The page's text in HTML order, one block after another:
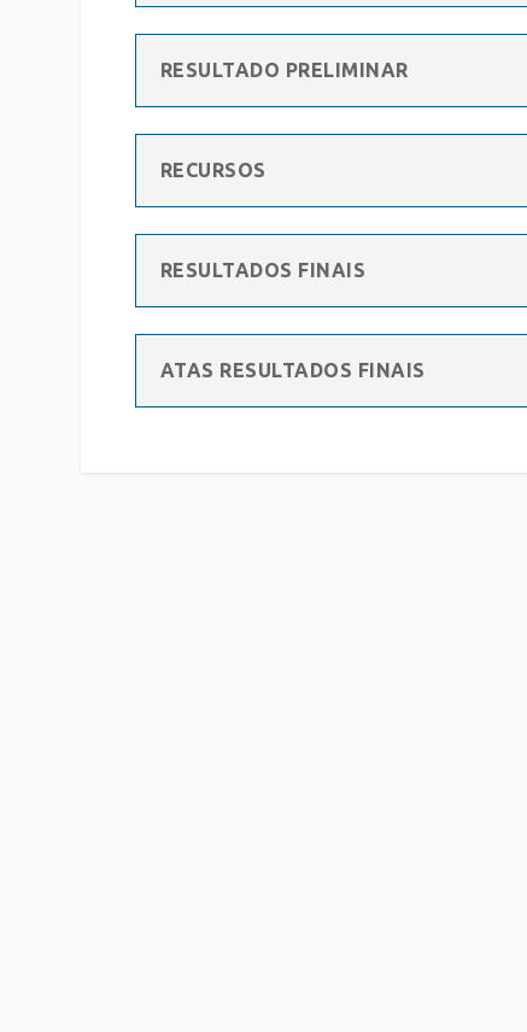
RESULTADO PRELIMINAR
RECURSOS
RESULTADOS FINAIS
ATAS RESULTADOS FINAIS